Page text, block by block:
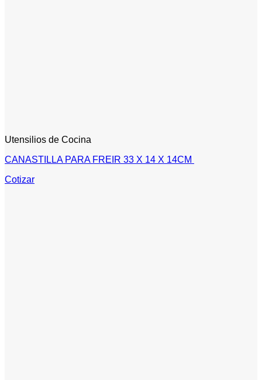
Utensilios de Cocina
CANASTILLA PARA FREIR 33 X 14 X 14CM
Cotizar